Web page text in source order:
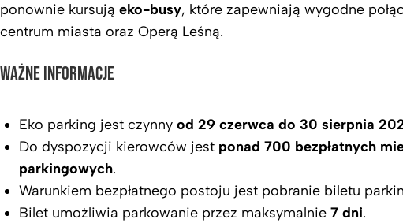
ponownie kursują eko-busy, które zapewniają wygodne
centrum miasta oraz Operą Leśną.
WAŻNE INFORMACJE
Eko parking jest czynny od 29 czerwca do 30 sierpnia
Do dyspozycji kierowców jest ponad 700 bezpłatnych
parkingowych.
Warunkiem bezpłatnego postoju jest pobranie biletu
Bilet umożliwia parkowanie przez maksymalnie 7 dni.